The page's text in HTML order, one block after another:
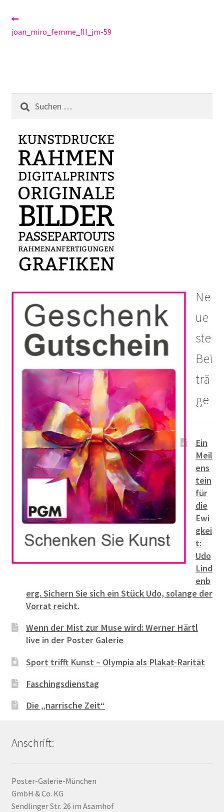
Beitragsnavigation
Beitrag:
joan_miro_femme_III_jm-59
Suchen
nach:
Ne
ue
ste
Bei
trä
ge
Ein
Meil
ens
tein
für
die
Ewi
gkei
t:
Udo
Lind
enb
erg. Sichern Sie sich ein Stück Udo, solange der
Vorrat reicht.
Wenn der Mist zur Muse wird: Werner Härtl
live in der Poster Galerie
Sport trifft Kunst – Olympia als Plakat-Rarität
Faschingsdienstag
Die „narrische Zeit“
Anschrift:
Poster-Galerie-München
GmbH & Co. KG
Sendlinger Str. 26 im Asamhof